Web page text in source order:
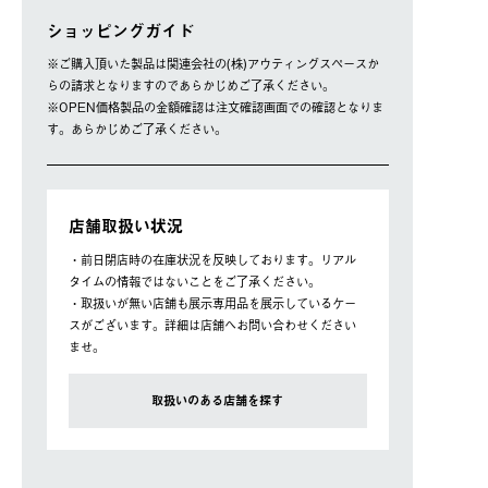
ショッピングガイド
※ご購⼊頂いた製品は関連会社の(株)アウティングスペースか
らの請求となりますのであらかじめご了承ください。
※OPEN価格製品の⾦額確認は注⽂確認画⾯での確認となりま
す。あらかじめご了承ください。
店舗取扱い状況
・前日閉店時の在庫状況を反映しております。リアル
タイムの情報ではないことをご了承ください。
・取扱いが無い店舗も展示専用品を展示しているケー
スがございます。詳細は店舗へお問い合わせください
ませ。
取扱いのある店舗を探す